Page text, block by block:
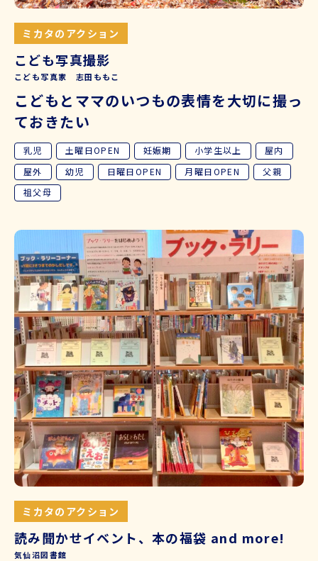
ミカタのアクション
こども写真撮影
こども写真家 志田ももこ
こどもとママのいつもの表情を大切に撮っ
ておきたい
乳児 土曜日OPEN 妊娠期 小学生以上
屋内
屋外
幼児 日曜日OPEN 月曜日OPEN
父親
祖父母
ミカタのアクション
読み聞かせイベント、本の福袋 and more!
気仙沼図書館